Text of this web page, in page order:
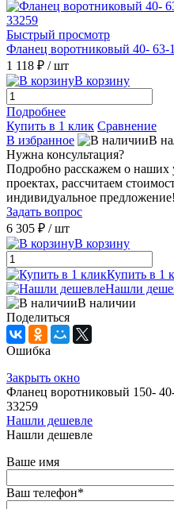
Быстрый просмотр
Фланец воротниковый 40-
1 118 ₽ / шт
В корзину
Подробнее
Купить в 1 клик Сравнение
В избранное
В
Нужна консультация?
Подробно расскажем о наших
проектах, рассчитаем
индивидуальное предложение!
Задать вопрос
6 305 ₽ / шт
В корзину
Купить в 1
Нашли
В наличии
Поделиться
Ошибка
Закрыть окно
Фланец воротниковый 150-
33259
Нашли дешевле
Нашли дешевле
Ваше имя
Ваш телефон*